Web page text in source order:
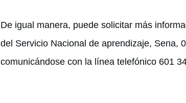
De igual manera, puede solicitar más
del Servicio Nacional de aprendizaje, Sena,
comunicándose con la línea telefónico 601